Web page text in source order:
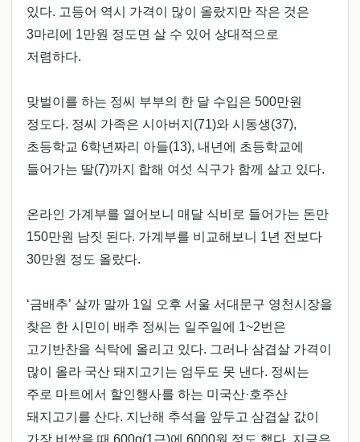
있다. 고등어 역시 가격이 많이 올랐지만 작은 것은
3마리에 1만원 정도면 살 수 있어 상대적으로
저렴하다.
맞벌이를 하는 정씨 부부의 한 달 수입은 500만원
정도다. 정씨 가족은 시아버지(71)와 시동생(37),
초등학교 6학년짜리 아들(13), 내년에 초등학교에
들어가는 딸(7)까지 합해 여섯 식구가 함께 살고 있다.
온라인 가계부를 열어보니 매달 식비로 들어가는 돈만
150만원 남짓 된다. 가계부를 비교해보니 1년 전보다
30만원 정도 올랐다.
‘금배추’ 살까 말까 1일 오후 서울 서대문구 영천시장을
찾은 한 시민이 배추 정씨는 일주일에 1~2번은
고기반찬을 식탁에 올리고 있다. 그러나 삼겹살 가격이
많이 올라 국산 돼지고기는 엄두도 못 낸다. 정씨는
주로 마트에서 할인행사를 하는 미국산·호주산
돼지고기를 산다. 지난해 추석을 앞두고 삼겹살 값이
가장 비쌌을 때 600g(1근)에 6000원 정도 했다. 지금은